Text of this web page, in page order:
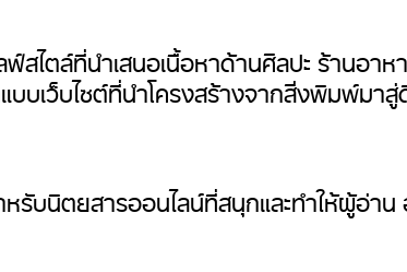
สไตล์ที่นำเสนอเนื้อหาด้านศิลปะ ร้านอ
บเว็บไซต์ที่นำโครงสร้างจากสิ่งพิมพ์มา
รับนิตยสารออนไลน์ที่สนุกและทำให้ผู้อ่าน